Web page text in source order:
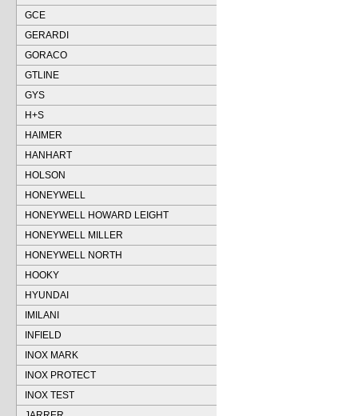
GCE
GERARDI
GORACO
GTLINE
GYS
H+S
HAIMER
HANHART
HOLSON
HONEYWELL
HONEYWELL HOWARD LEIGHT
HONEYWELL MILLER
HONEYWELL NORTH
HOOKY
HYUNDAI
IMILANI
INFIELD
INOX MARK
INOX PROTECT
INOX TEST